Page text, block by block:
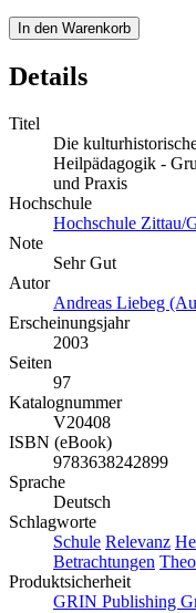
In den Warenkorb
Details
Titel
Die
Heilpädagogik -
und Praxis
Hochschule
Hochschule Zittau/
Note
Sehr Gut
Autor
Andreas Liebeg
Erscheinungsjahr
2003
Seiten
97
Katalognummer
V20408
ISBN (eBook)
9783638242899
Sprache
Deutsch
Schlagworte
Schule Relevanz
Betrachtungen
Produktsicherheit
GRIN Publishing